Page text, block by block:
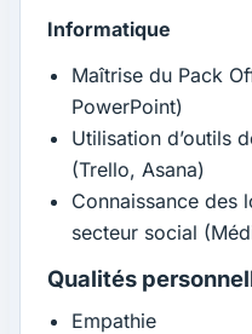
Informatique
Maîtrise du Pack
PowerPoint)
Utilisation d’outils
(Trello, Asana)
Connaissance des
secteur social
Qualités
Empathie